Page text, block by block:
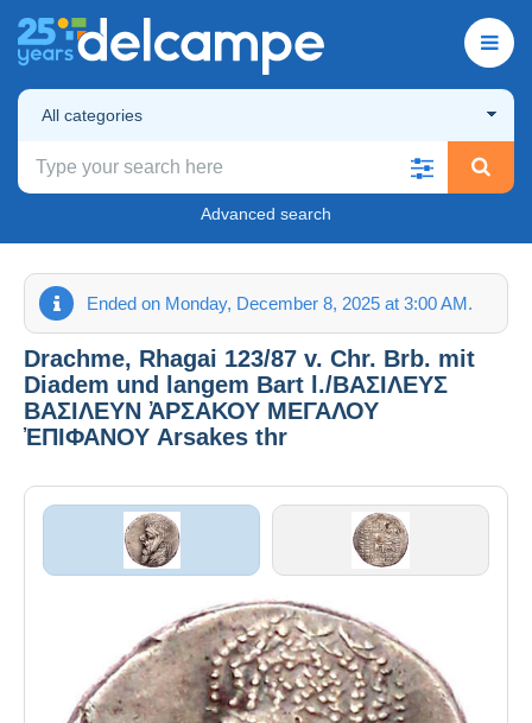
All categories
Advanced search
Ended on Monday, December 8, 2025 at 3:00 AM.
Drachme, Rhagai 123/87 v. Chr. Brb. mit
Diadem und langem Bart l./ΒΑΣΙΛΕΥΣ
ΒΑΣΙΛΕΥΝ ἈΡΣΑΚΟΥ ΜΕΓΑΛΟΥ
ἘΠΙΦΑΝΟΥ Arsakes thr